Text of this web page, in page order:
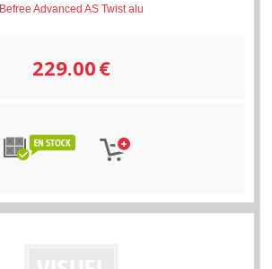
Befree Advanced AS Twist alu
229.00€